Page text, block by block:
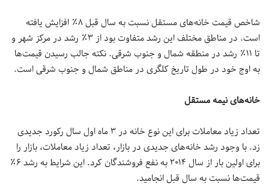
شاخص قیمت خانه‌های مستقل نسبت به سال قبل ۸٪ افزایش یافته
است. در مناطق مختلف این رشد متفاوت بود از ۳٪ رشد در مرکز شهر و
تا ۱۱٪ رشد در منطقه شمال و جنوب شرقی. نکته جالب رسیدن قیمت‌ها
به اوج خود در طول تاریخ کلگری در مناطق شمال و جنوب شرقی است.
خانه‌های نیمه مستقل
تعداد زیاد معاملات برای این نوع خانه در ۳ ماه اول سال رکورد جدیدی
زد. با وجود رشد خانه‌های جدیدی در بازار، تعداد زیاد معاملات، بازار را
برای اولین بار از سال ۲۰۱۴ به نفع فروشندگان کرد. این شرایط به رشد ۶٪
قیمت‌ها نسبت به سال قبل انجامید.